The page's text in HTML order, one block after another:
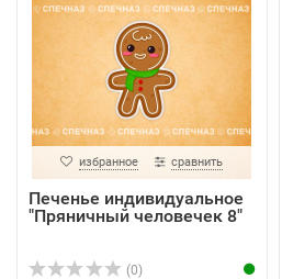
избранное сравнить
Печенье индивидуальное
"Пряничный человечек 8"
(0)